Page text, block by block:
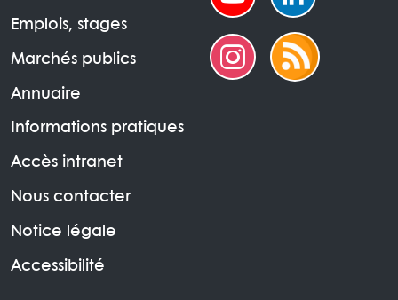
Emplois, stages
Marchés publics
Annuaire
Informations pratiques
Accès intranet
Nous contacter
Notice légale
Accessibilité